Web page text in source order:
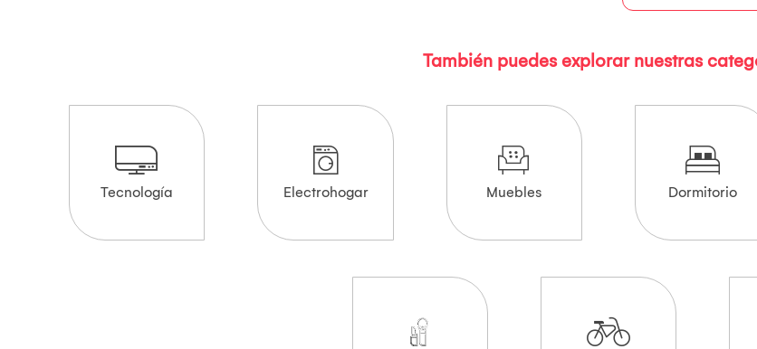
También puedes explorar nuestras
Tecnología Electrohogar Muebles Dormitorio